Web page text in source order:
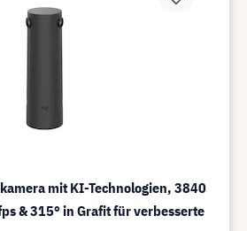
mit KI-Technologien, 3840
& 315° in Grafit für verbesserte